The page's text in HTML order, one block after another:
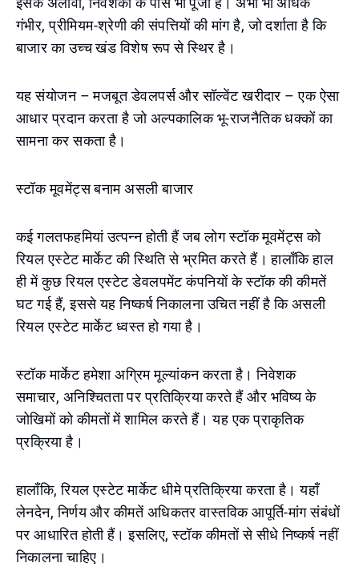
गंभीर, प्रीमियम-श्रेणी की संपत्तियों की मांग है, जो दर्शाता है कि
बाजार का उच्च खंड विशेष रूप से स्थिर है।
यह संयोजन – मजबूत डेवलपर्स और सॉल्वेंट खरीदार – एक ऐसा
आधार प्रदान करता है जो अल्पकालिक भू-राजनैतिक धक्कों का
सामना कर सकता है।
स्टॉक मूवमेंट्स बनाम असली बाजार
कई गलतफहमियां उत्पन्न होती हैं जब लोग स्टॉक मूवमेंट्स को
रियल एस्टेट मार्केट की स्थिति से भ्रमित करते हैं। हालाँकि हाल
ही में कुछ रियल एस्टेट डेवलपमेंट कंपनियों के स्टॉक की कीमतें
घट गई हैं, इससे यह निष्कर्ष निकालना उचित नहीं है कि असली
रियल एस्टेट मार्केट ध्वस्त हो गया है।
स्टॉक मार्केट हमेशा अग्रिम मूल्यांकन करता है। निवेशक
समाचार, अनिश्चितता पर प्रतिक्रिया करते हैं और भविष्य के
जोखिमों को कीमतों में शामिल करते हैं। यह एक प्राकृतिक
प्रक्रिया है।
हालाँकि, रियल एस्टेट मार्केट धीमे प्रतिक्रिया करता है। यहाँ
लेनदेन, निर्णय और कीमतें अधिकतर वास्तविक आपूर्ति-मांग संबंधों
पर आधारित होती हैं। इसलिए, स्टॉक कीमतों से सीधे निष्कर्ष नहीं
निकालना चाहिए।